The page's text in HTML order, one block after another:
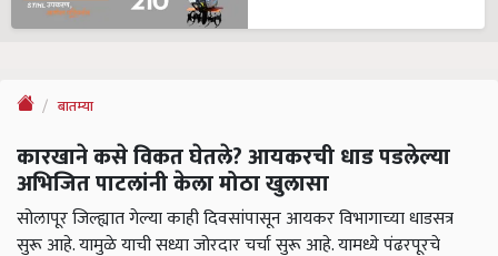
बातम्या
कारखाने कसे विकत घेतले? आयकरची धाड पडलेल्या
अभिजित पाटलांनी केला मोठा खुलासा
सोलापूर जिल्ह्यात गेल्या काही दिवसांपासून आयकर विभागाच्या धाडसत्र
सुरू आहे. यामुळे याची सध्या जोरदार चर्चा सुरू आहे. यामध्ये पंढरपूरचे